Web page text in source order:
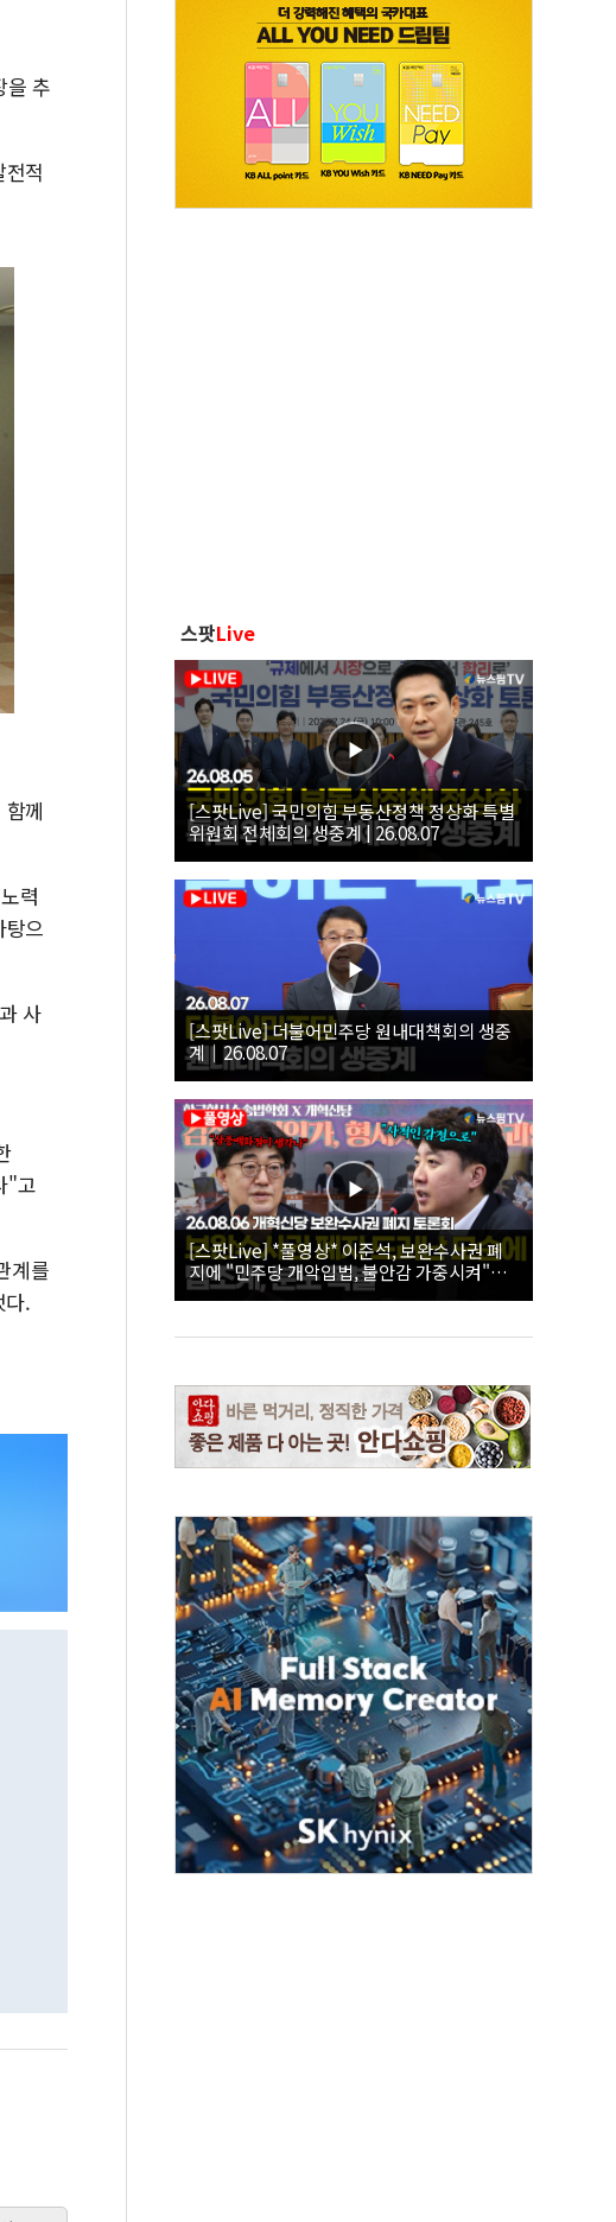
을 추
적
께
력
으
사
"고
계를
다.
스팟Live
[스팟Live] 국민의힘 부동산정책 정상화 특별
위원회 전체회의 생중계 | 26.08.07
[스팟Live] 더불어민주당 원내대책회의 생중
계｜26.08.07
[스팟Live] *풀영상* 이준석, 보완수사권 폐
지에 "민주당 개악입법, 불안감 가중시켜"｜
26.08.06 개혁신당 보완수사권 폐지 토론회